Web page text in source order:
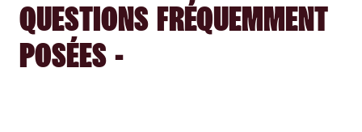
QUESTIONS FRÉQUEMMENT
POSÉES -